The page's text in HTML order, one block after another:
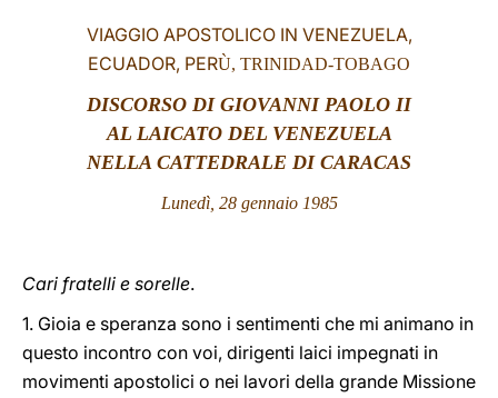
VIAGGIO APOSTOLICO IN VENEZUELA,
ECUADOR, PERÙ, TRINIDAD-TOBAGO
DISCORSO DI GIOVANNI PAOLO II
AL LAICATO DEL VENEZUELA
NELLA CATTEDRALE DI CARACAS
Lunedì, 28 gennaio 1985
Cari fratelli e sorelle.
1. Gioia e speranza sono i sentimenti che mi animano in
questo incontro con voi, dirigenti laici impegnati in
movimenti apostolici o nei lavori della grande Missione